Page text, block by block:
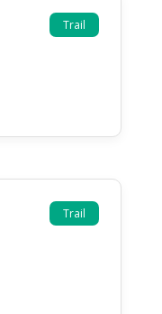
Trail
Trail